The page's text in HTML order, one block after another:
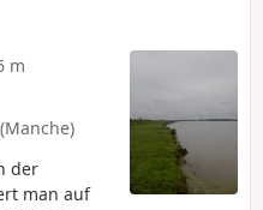
m
der
man auf